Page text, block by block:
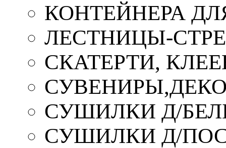
КОНТЕЙНЕРА
ЛЕСТНИЦЫ-
СКАТЕРТИ,
СУШИЛКИ Д/
СУШИЛКИ Д/